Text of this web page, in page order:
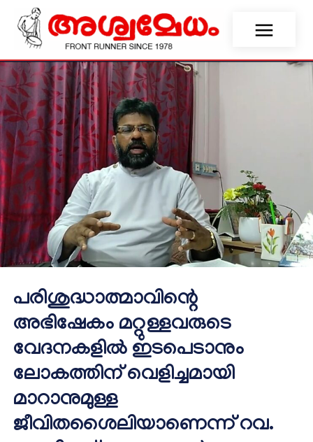
പരിശുദ്ധാത്മാവിന്റെ
അഭിഷേകം മറ്റുള്ളവരുടെ
വേദനകളിൽ ഇടപെടാനും
ലോകത്തിന് വെളിച്ചമായി
മാറാനുമുള്ള
ജീവിതശൈലിയാണെന്ന് റവ.